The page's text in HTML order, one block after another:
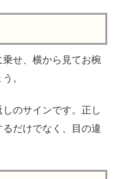
せ、横から見てお椀
。
のサインです。正し
だけでなく、目の違